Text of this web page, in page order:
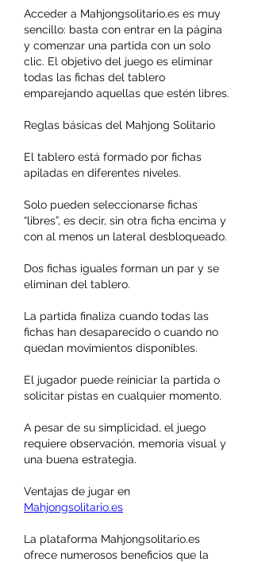
Acceder a Mahjongsolitario.es es muy
sencillo: basta con entrar en la página
y comenzar una partida con un solo
clic. El objetivo del juego es eliminar
todas las fichas del tablero
emparejando aquellas que estén libres.
Reglas básicas del Mahjong Solitario
El tablero está formado por fichas
apiladas en diferentes niveles.
Solo pueden seleccionarse fichas
“libres”, es decir, sin otra ficha encima y
con al menos un lateral desbloqueado.
Dos fichas iguales forman un par y se
eliminan del tablero.
La partida finaliza cuando todas las
fichas han desaparecido o cuando no
quedan movimientos disponibles.
El jugador puede reiniciar la partida o
solicitar pistas en cualquier momento.
A pesar de su simplicidad, el juego
requiere observación, memoria visual y
una buena estrategia.
Mahjongsolitario.es
La plataforma Mahjongsolitario.es
ofrece numerosos beneficios que la